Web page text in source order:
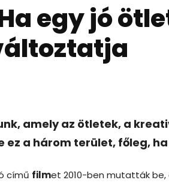
egy jó
amely az ötletek, a
ez a három terület, főleg,
című filmet 2010-ben mutatták be,